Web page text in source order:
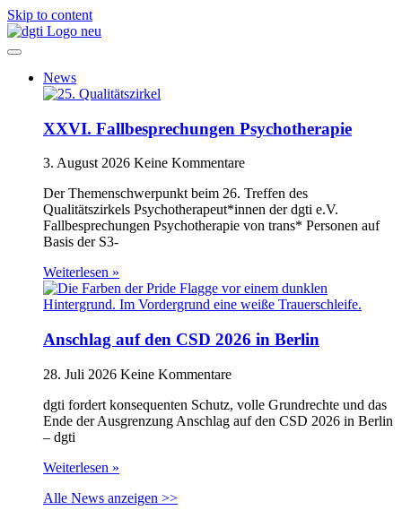
Skip to content
News
XXVI. Fallbesprechungen Psychotherapie
3. August 2026 Keine Kommentare
Der Themenschwerpunkt beim 26. Treffen des
Qualitätszirkels Psychotherapeut*innen der dgti e.V.
Fallbesprechungen Psychotherapie von trans* Personen auf
Basis der S3-
Weiterlesen »
Anschlag auf den CSD 2026 in Berlin
28. Juli 2026 Keine Kommentare
dgti fordert konsequenten Schutz, volle Grundrechte und das
Ende der Ausgrenzung Anschlag auf den CSD 2026 in Berlin
– dgti
Weiterlesen »
Alle News anzeigen >>